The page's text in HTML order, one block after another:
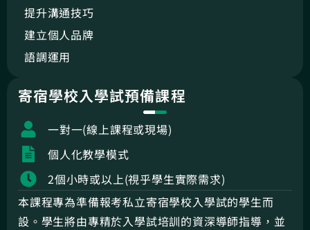
提升溝通技巧
建立個人品牌
語調運用
寄宿學校入學試預備課程
一對一(線上課程或現場)
個人化教學模式
2個小時或以上(視乎學生實際需求)
本課程專為準備報考私立寄宿學校入學試的學生而
設。學生將由專精於入學試培訓的資深導師指導，並